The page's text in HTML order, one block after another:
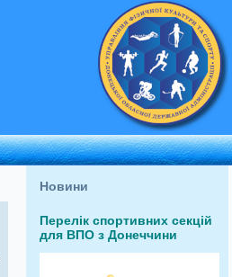
Новини
Перелік спортивних секцій
для ВПО з Донеччини